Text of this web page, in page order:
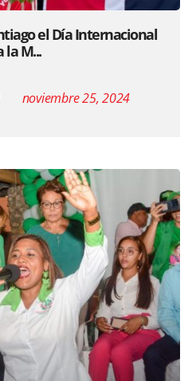
el Día Internacional
la M...
noviembre 25, 2024